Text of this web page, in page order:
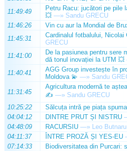
11:49:49
Petru Racu: jucători pe pile
💥 —» Sandu GRECU
11:46:26
Vin cu aur la Mondial de
11:45:31
Cardinalul fotbalului,
GRECU
11:41:00
De la pasiunea pentru sere
dă tonul inovației la UTM 💥
11:40:41
AGG Group investește în
Moldova 💫 —» Sandu
11:31:45
Agricultura modernă te
✍️ —» Sandu GRECU
10:25:22
Sălcuța intră pe piața
04:04:12
DINTRE PRUT ȘI NISTRU
04:48:09
RACURSIU —» Leo Butnaru
04:11:37
ÎNTRE PROZĂ ȘI YES-EU
07:14:33
Biodiversitatea din Purcari: